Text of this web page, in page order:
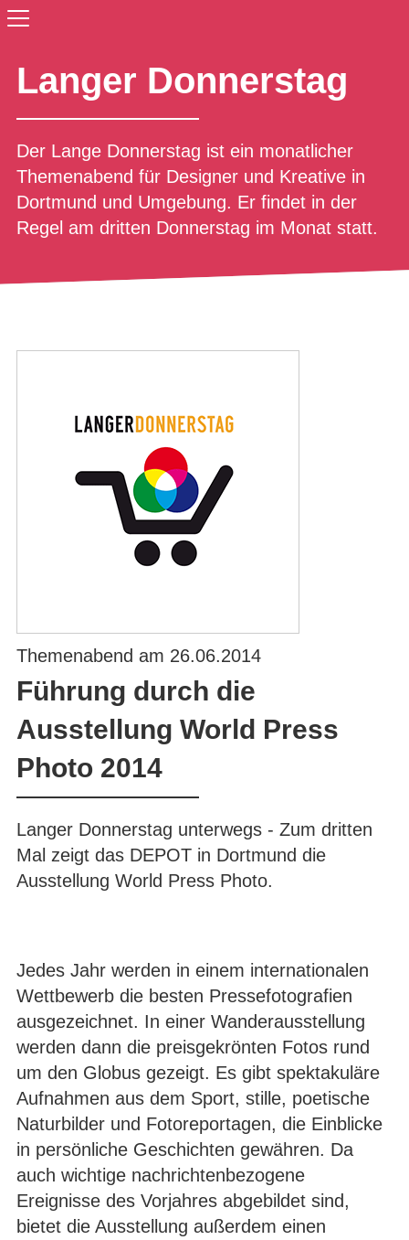
Langer Donnerstag
Der Lange Donnerstag ist ein monatlicher
Themenabend für Designer und Kreative in
Dortmund und Umgebung. Er findet in der
Regel am dritten Donnerstag im Monat statt.
Themenabend am 26.06.2014
Führung durch die
Ausstellung World Press
Photo 2014
Langer Donnerstag unterwegs - Zum dritten
Mal zeigt das DEPOT in Dortmund die
Ausstellung World Press Photo.
Jedes Jahr werden in einem internationalen
Wettbewerb die besten Pressefotografien
ausgezeichnet. In einer Wanderausstellung
werden dann die preisgekrönten Fotos rund
um den Globus gezeigt. Es gibt spektakuläre
Aufnahmen aus dem Sport, stille, poetische
Naturbilder und Fotoreportagen, die Einblicke
in persönliche Geschichten gewähren. Da
auch wichtige nachrichtenbezogene
Ereignisse des Vorjahres abgebildet sind,
bietet die Ausstellung außerdem einen